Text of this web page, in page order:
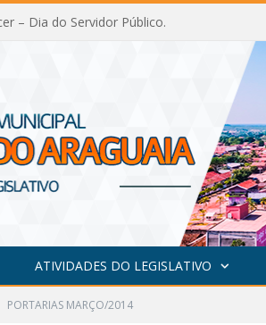
– Dia do Servidor Público.
ATIVIDADES DO LEGISLATIVO
PORTARIAS MARÇO/2014